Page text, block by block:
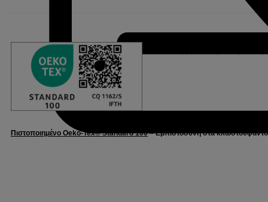
Πιστοποιημένο Oeko-Tex® Standard 100– Εμπιστοσύνη στα